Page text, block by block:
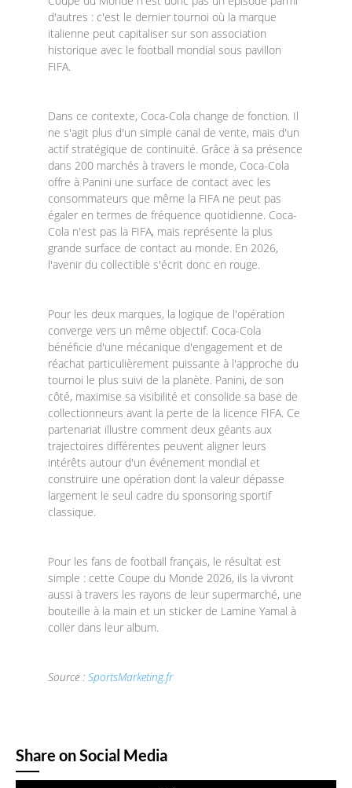
d'autres : c'est le dernier tournoi où la marque
italienne peut capitaliser sur son association
historique avec le football mondial sous pavillon
FIFA.
Dans ce contexte, Coca-Cola change de fonction. Il
ne s'agit plus d'un simple canal de vente, mais d'un
actif stratégique de continuité. Grâce à sa présence
dans 200 marchés à travers le monde, Coca-Cola
offre à Panini une surface de contact avec les
consommateurs que même la FIFA ne peut pas
égaler en termes de fréquence quotidienne. Coca-
Cola n'est pas la FIFA, mais représente la plus
grande surface de contact au monde. En 2026,
l'avenir du collectible s'écrit donc en rouge.
Pour les deux marques, la logique de l'opération
converge vers un même objectif. Coca-Cola
bénéficie d'une mécanique d'engagement et de
réachat particulièrement puissante à l'approche du
tournoi le plus suivi de la planète. Panini, de son
côté, maximise sa visibilité et consolide sa base de
collectionneurs avant la perte de la licence FIFA. Ce
partenariat illustre comment deux géants aux
trajectoires différentes peuvent aligner leurs
intérêts autour d'un événement mondial et
construire une opération dont la valeur dépasse
largement le seul cadre du sponsoring sportif
classique.
Pour les fans de football français, le résultat est
simple : cette Coupe du Monde 2026, ils la vivront
aussi à travers les rayons de leur supermarché, une
bouteille à la main et un sticker de Lamine Yamal à
coller dans leur album.
Source : SportsMarketing.fr
Share on Social Media